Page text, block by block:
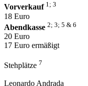
Vorverkauf 1; 3
18 Euro
Abendkasse 2; 3; 5 & 6
20 Euro
17 Euro ermäßigt
Stehplätze 7
Leonardo Andrada